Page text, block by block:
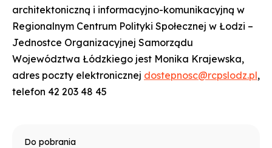
architektoniczną i informacyjno-komunikacyjną w
Regionalnym Centrum Polityki Społecznej w Łodzi –
Jednostce Organizacyjnej Samorządu
Województwa Łódzkiego jest Monika Krajewska,
adres poczty elektronicznej dostepnosc@rcpslodz.pl,
telefon 42 203 48 45
Do pobrania